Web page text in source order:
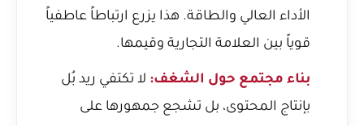
الأداء العالي والطاقة. هذا يزرع ارتباطاً عاطفياً
قوياً بين العلامة التجارية وقيمها.
بناء مجتمع حول الشغف: لا تكتفي ريد بُل
بإنتاج المحتوى، بل تشجع جمهورها على